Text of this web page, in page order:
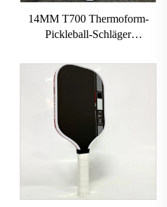
14MM T700 Thermoform-
Pickleball-Schläger
Pickleball-Schläger mit
grobem Profil USAPA-
zertifizierter Pickleball-
Schläger